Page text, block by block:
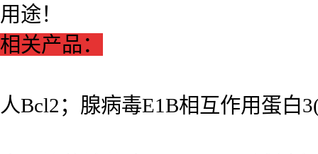
用途！
相关产品：
人Bcl2；腺病毒E1B相互作用蛋白